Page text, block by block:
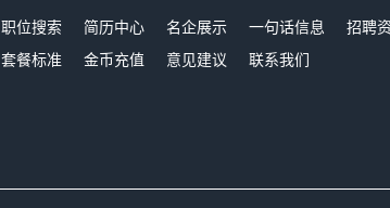
职位搜索 简历中心 名企展示 一句话信息 招聘
套餐标准
金币充值 意见建议 联系我们